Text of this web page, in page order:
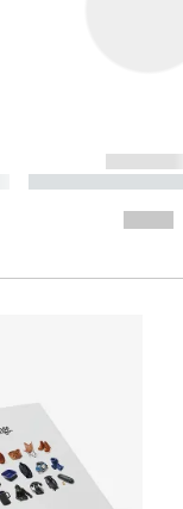
------------
-----------